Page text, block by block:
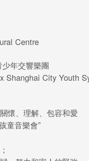
Centre
年交響樂團
Shanghai City Youth
懷、理解、包容和愛
童音樂會”